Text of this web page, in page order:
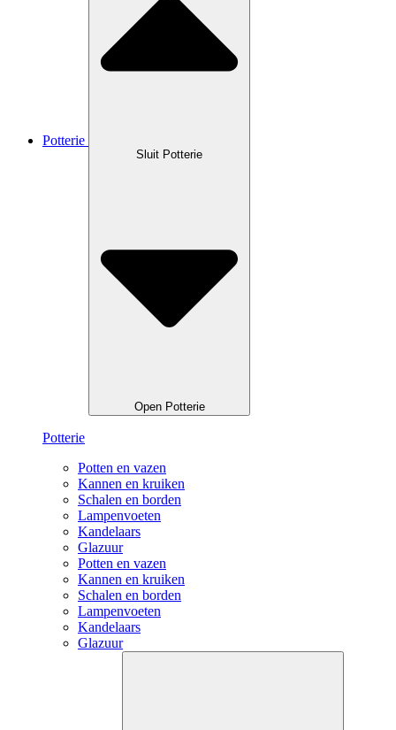
Potterie
Sluit Potterie
Open Potterie
Potterie
Potten en vazen
Kannen en kruiken
Schalen en borden
Lampenvoeten
Kandelaars
Glazuur
Potten en vazen
Kannen en kruiken
Schalen en borden
Lampenvoeten
Kandelaars
Glazuur